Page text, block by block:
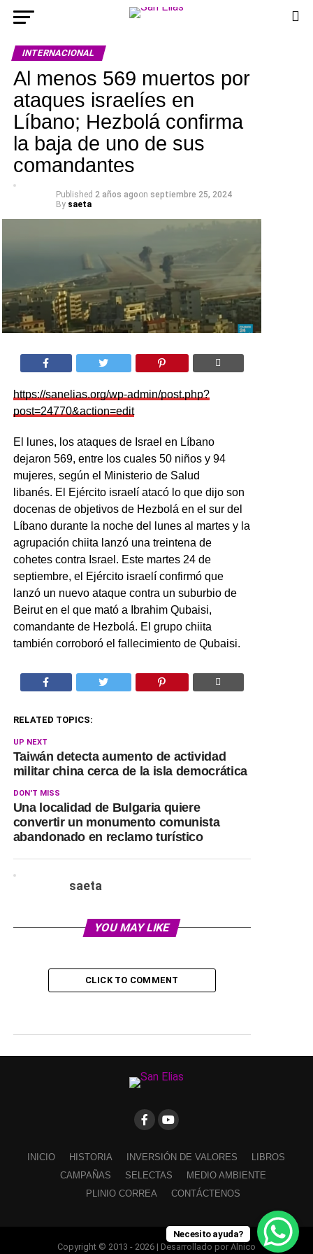
INTERNACIONAL
Al menos 569 muertos por
ataques israelíes en
Líbano; Hezbolá confirma
la baja de uno de sus
comandantes
Published 2 años agoon septiembre 25, 2024
By saeta
https://sanelias.org/wp-admin/post.php?
post=24770&action=edit
El lunes, los ataques de Israel en Líbano
dejaron 569, entre los cuales 50 niños y 94
mujeres, según el Ministerio de Salud
libanés. El Ejército israelí atacó lo que dijo son
docenas de objetivos de Hezbolá en el sur del
Líbano durante la noche del lunes al martes y la
agrupación chiita lanzó una treintena de
cohetes contra Israel. Este martes 24 de
septiembre, el Ejército israelí confirmó que
lanzó un nuevo ataque contra un suburbio de
Beirut en el que mató a Ibrahim Qubaisi,
comandante de Hezbolá. El grupo chiita
también corroboró el fallecimiento de Qubaisi.
RELATED TOPICS:
UP NEXT
Taiwán detecta aumento de actividad
militar china cerca de la isla democrática
DON'T MISS
Una localidad de Bulgaria quiere
convertir un monumento comunista
abandonado en reclamo turístico
saeta
YOU MAY LIKE
CLICK TO COMMENT
INICIO HISTORIA INVERSIÓN DE VALORES
LIBROS
CAMPAÑAS
SELECTAS
MEDIO AMBIENTE
PLINIO CORREA
CONTÁCTENOS
Copyright © 2013 - 2026 | Desarrollado por Alnico
Necesito ayuda?